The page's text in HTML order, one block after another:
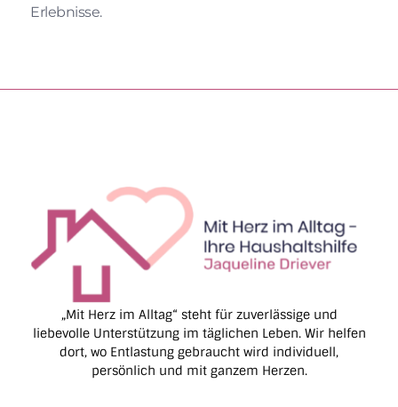
Erlebnisse.
„Mit Herz im Alltag“ steht für zuverlässige und
liebevolle Unterstützung im täglichen Leben. Wir helfen
dort, wo Entlastung gebraucht wird individuell,
persönlich und mit ganzem Herzen.